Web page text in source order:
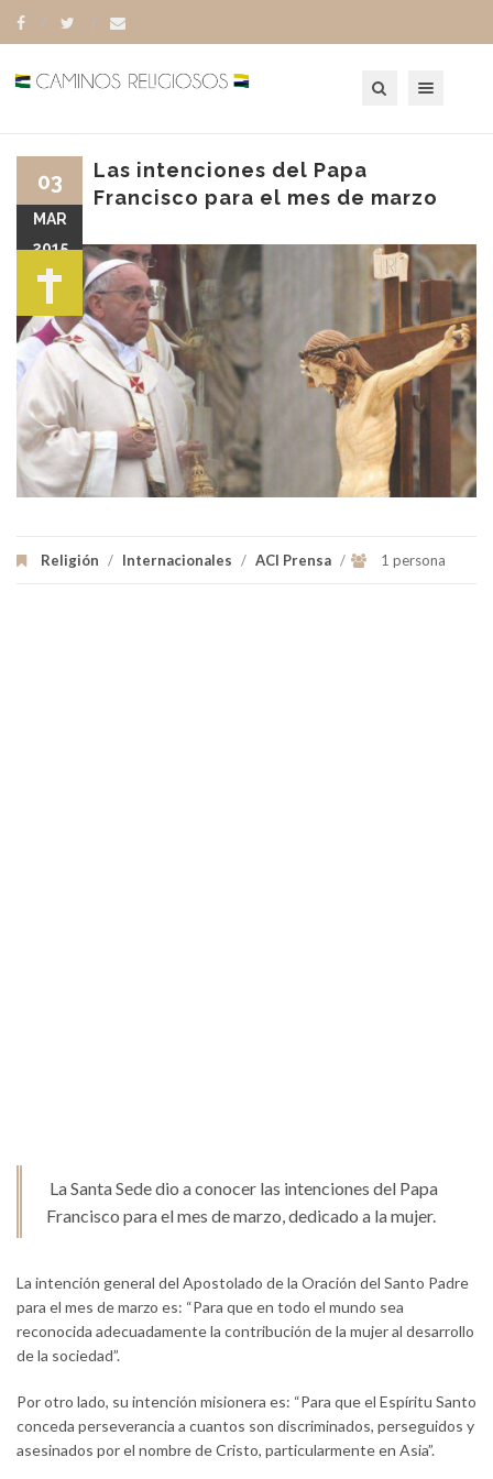
Las intenciones del Papa
Francisco para el mes de marzo
Religión / Internacionales / ACI Prensa / 1 persona
03
MAR
2015
La Santa Sede dio a conocer las intenciones del Papa
Francisco para el mes de marzo, dedicado a la mujer.
La intención general del Apostolado de la Oración del Santo Padre
para el mes de marzo es: “Para que en todo el mundo sea
reconocida adecuadamente la contribución de la mujer al desarrollo
de la sociedad”.
Por otro lado, su intención misionera es: “Para que el Espíritu Santo
conceda perseverancia a cuantos son discriminados, perseguidos y
asesinados por el nombre de Cristo, particularmente en Asia”.